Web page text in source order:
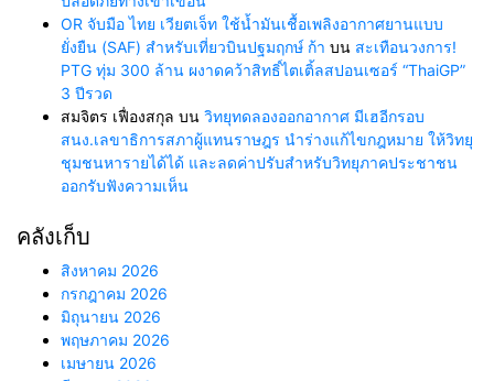
OR จับมือ ไทย เวียตเจ็ท ใช้น้ำมันเชื้อเพลิงอากาศยานแบบ
ยั่งยืน (SAF) สำหรับเที่ยวบินปฐมฤกษ์ ก้า บน สะเทือนวงการ!
PTG ทุ่ม 300 ล้าน ผงาดคว้าสิทธิ์ไตเติ้ลสปอนเซอร์ “ThaiGP”
3 ปีรวด
สมจิตร เฟื่องสกุล บน วิทยุทดลองออกอากาศ มีเฮอีกรอบ
สนง.เลขาธิการสภาผู้แทนราษฎร นำร่างแก้ไขกฎหมาย ให้วิทยุ
ชุมชนหารายได้ได้ และลดค่าปรับสำหรับวิทยุภาคประชาชน
ออกรับฟังความเห็น
คลังเก็บ
สิงหาคม 2026
กรกฎาคม 2026
มิถุนายน 2026
พฤษภาคม 2026
เมษายน 2026